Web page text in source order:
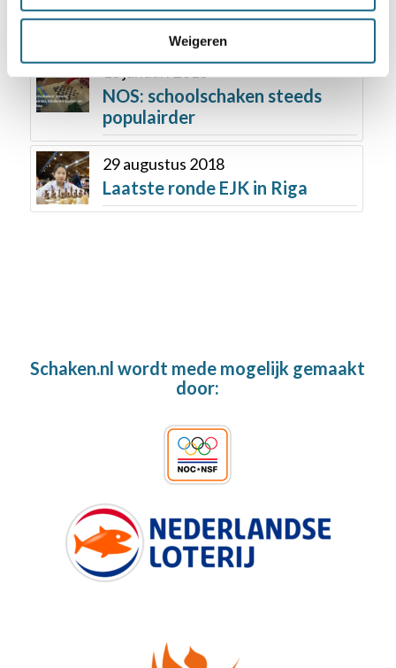
Weigeren
themadag 2018
NOS: schoolschaken steeds
populairder
29 augustus 2018
Laatste ronde EJK in Riga
Schaken.nl wordt mede mogelijk gemaakt
door: